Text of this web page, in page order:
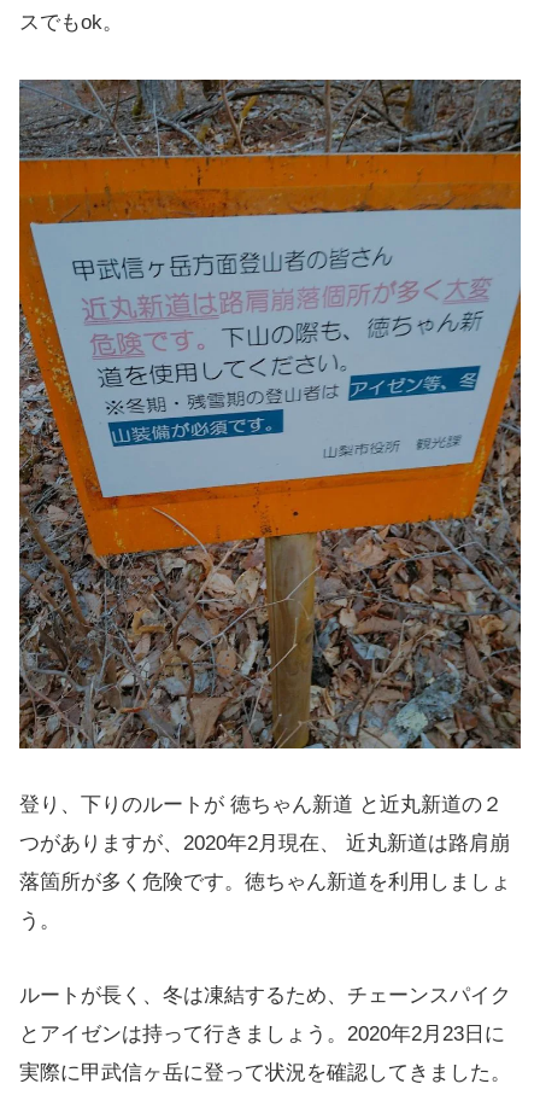
スでもok。
登り、下りのルートが 徳ちゃん新道 と近丸新道の２
つがありますが、2020年2月現在、 近丸新道は路肩崩
落箇所が多く危険です。徳ちゃん新道を利用しましょ
う。
ルートが長く、冬は凍結するため、チェーンスパイク
とアイゼンは持って行きましょう。2020年2月23日に
実際に甲武信ヶ岳に登って状況を確認してきました。